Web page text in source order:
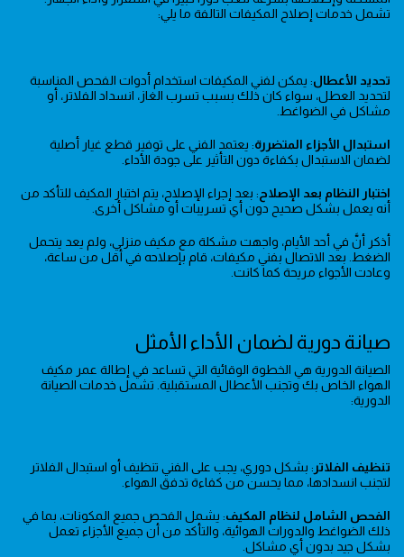
تشمل خدمات إصلاح المكيفات التالفة ما يلي:
تحديد الأعطال: يمكن لفني المكيفات استخدام أدوات الفحص المناسبة
لتحديد العطل، سواء كان ذلك بسبب تسرب الغاز، انسداد الفلاتر، أو
مشاكل في الضواغط.
استبدال الأجزاء المتضررة: يعتمد الفني على توفير قطع غيار أصلية
لضمان الاستبدال بكفاءة دون التأثير على جودة الأداء.
اختبار النظام بعد الإصلاح: بعد إجراء الإصلاح، يتم اختبار المكيف للتأكد من
أنه يعمل بشكل صحيح دون أي تسريبات أو مشاكل أخرى.
أذكر أنَّ في أحد الأيام، واجهت مشكلة مع مكيف منزلي، ولم يعد يتحمل
الضغط. بعد الاتصال بفني مكيفات، قام بإصلاحه في أقل من ساعة،
وعادت الأجواء مريحة كما كانت.
صيانة دورية لضمان الأداء الأمثل
الصيانة الدورية هي الخطوة الوقائية التي تساعد في إطالة عمر مكيف
الهواء الخاص بك وتجنب الأعطال المستقبلية. تشمل خدمات الصيانة
الدورية:
تنظيف الفلاتر : بشكل دوري، يجب على الفني تنظيف أو استبدال الفلاتر
لتجنب انسدادها، مما يحسن من كفاءة تدفق الهواء.
الفحص الشامل لنظام المكيف: يشمل الفحص جميع المكونات، بما في
ذلك الضواغط والدورات الهوائية، والتأكد من أن جميع الأجزاء تعمل
بشكل جيد بدون أي مشاكل.